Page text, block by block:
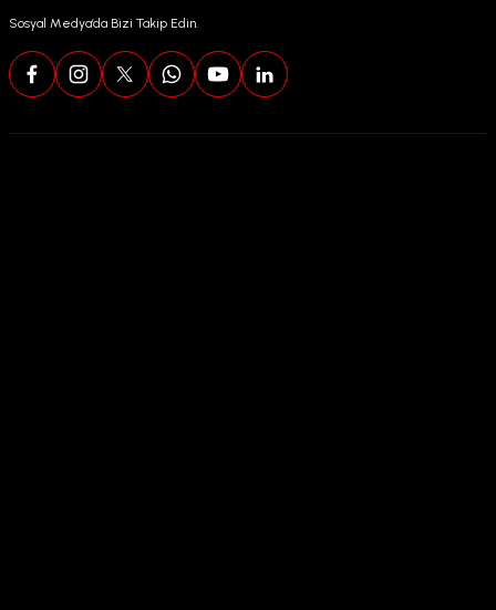
Sosyal Medya’da Bizi Takip Edin.